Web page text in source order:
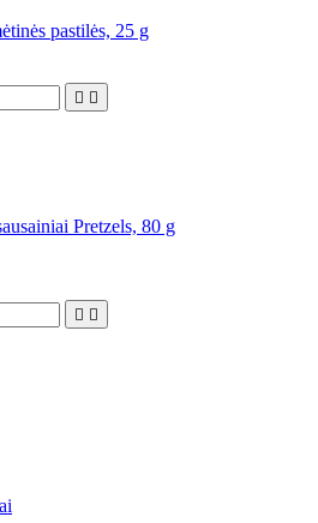
pastilės, 25 g
 
Pretzels, 80 g
 